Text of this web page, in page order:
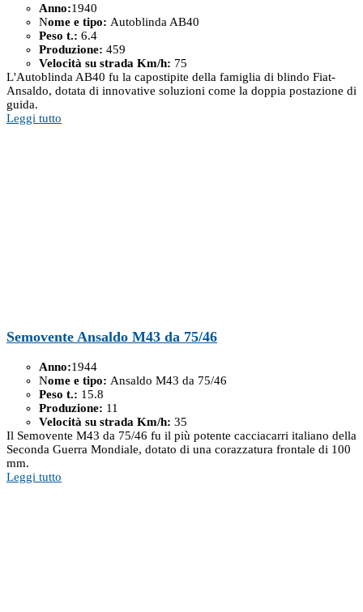
Anno:1940
Nome e tipo: Autoblinda AB40
Peso t.: 6.4
Produzione: 459
Velocità su strada Km/h: 75
L'Autoblinda AB40 fu la capostipite della famiglia di blindo Fiat-
Ansaldo, dotata di innovative soluzioni come la doppia postazione di
guida.
Leggi tutto
Semovente Ansaldo M43 da 75/46
Anno:1944
Nome e tipo: Ansaldo M43 da 75/46
Peso t.: 15.8
Produzione: 11
Velocità su strada Km/h: 35
Il Semovente M43 da 75/46 fu il più potente cacciacarri italiano della
Seconda Guerra Mondiale, dotato di una corazzatura frontale di 100
mm.
Leggi tutto